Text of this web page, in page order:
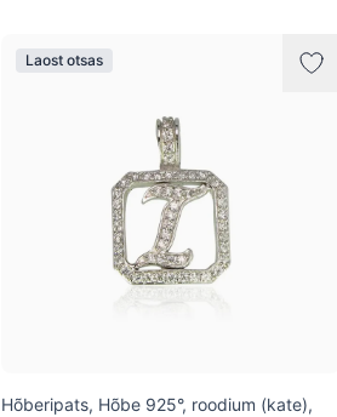
Laost otsas
Hõberipats, Hõbe 925°, roodium (kate),